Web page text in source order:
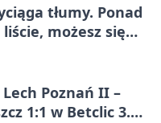
tłumy. Ponad
możesz się
Poznań II –
1:1 w Betclic 3.